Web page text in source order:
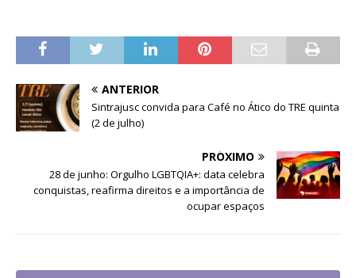
ANTERIOR
Sintrajusc convida para Café no Ático do TRE quinta
(2 de julho)
PRÓXIMO
28 de junho: Orgulho LGBTQIA+: data celebra
conquistas, reafirma direitos e a importância de
ocupar espaços